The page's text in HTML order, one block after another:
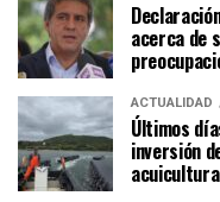
acerca de
ACTUALIDAD
Últimos
inversión